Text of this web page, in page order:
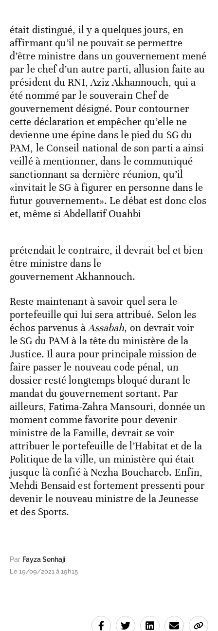
était distingué, il y a quelques jours, en
affirmant qu’il ne pouvait se permettre
d’être ministre dans un gouvernement mené
par le chef d’un autre parti, allusion faite au
président du RNI, Aziz Akhannouch, qui a
été nommé par le souverain Chef de
gouvernement désigné. Pour contourner
cette déclaration et empêcher qu’elle ne
devienne une épine dans le pied du SG du
PAM, le Conseil national de son parti a ainsi
veillé à mentionner, dans le communiqué
sanctionnant sa dernière réunion, qu’il
«invitait le SG à figurer en personne dans le
futur gouvernement». Le débat est donc clos
et, même si Abdellatif Ouahbi
prétendait le contraire, il devrait bel et bien
être ministre dans le
gouvernement Akhannouch.
Reste maintenant à savoir quel sera le
portefeuille qui lui sera attribué. Selon les
échos parvenus àAssabah, on devrait voir
le SG du PAM à la tête du ministère de la
Justice. Il aura pour principale mission de
faire passer le nouveau code pénal, un
dossier resté longtemps bloqué durant le
mandat du gouvernement sortant. Par
ailleurs, Fatima-Zahra Mansouri, donnée un
moment comme favorite pour devenir
ministre de la Famille, devrait se voir
attribuer le portefeuille de l’Habitat et de la
Politique de la ville, un ministère qui était
jusque-là confié à Nezha Bouchareb. Enfin,
Mehdi Bensaid est fortement pressenti pour
devenir le nouveau ministre de la Jeunesse
et des Sports.
Par Fayza Senhaji
Le 19/09/2021 à 19h15